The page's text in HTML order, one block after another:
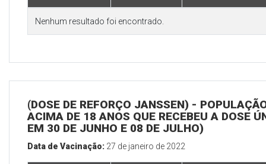
Nenhum resultado foi encontrado.
(DOSE DE REFORÇO JANSSEN) -
ACIMA DE 18 ANOS QUE RECEBEU A DOSE
EM 30 DE JUNHO E 08 DE JULHO)
Data de Vacinação: 27 de janeiro de 2022